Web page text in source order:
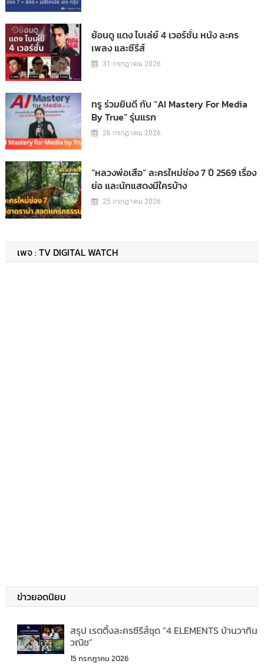
ย้อนดู แดง ไบเล่ย์ 4 เวอร์ชั่น หนัง ละคร
เพลง และซีรีส์
31 กรกฎาคม 2026
ทรู ร่วมยินดี กับ “AI Mastery For Media
By True” รุ่นแรก
26 กรกฎาคม 2026
“หลวงพ่อเสือ” ละครใหม่ช่อง 7 ปี 2569 เรื่อง
ย่อ และนักแสดงมีใครบ้าง
25 กรกฎาคม 2026
เพจ : TV DIGITAL WATCH
ข่าวยอดนิยม
สรุป เรตติ้งละครซีรีส์ชุด “4 ELEMENTS บ้านวาทิน
วณิช”
15 กรกฎาคม 2026